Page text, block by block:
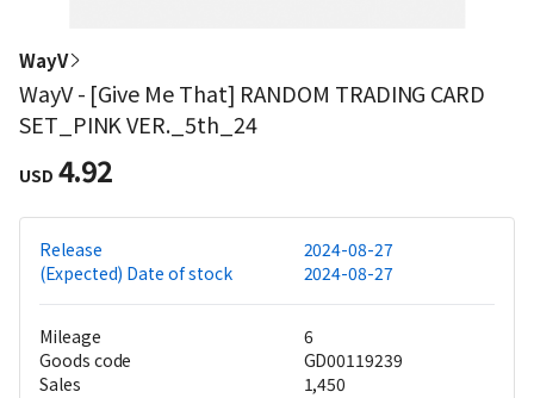
WayV
WayV - [Give Me That] RANDOM TRADING CARD
SET_PINK VER._5th_24
USD 4.92
Release
2024-08-27
(Expected) Date of stock
2024-08-27
Mileage
6
Goods code
GD00119239
Sales
1,450